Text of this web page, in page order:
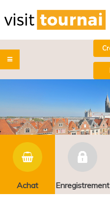
Achat Enregistrement